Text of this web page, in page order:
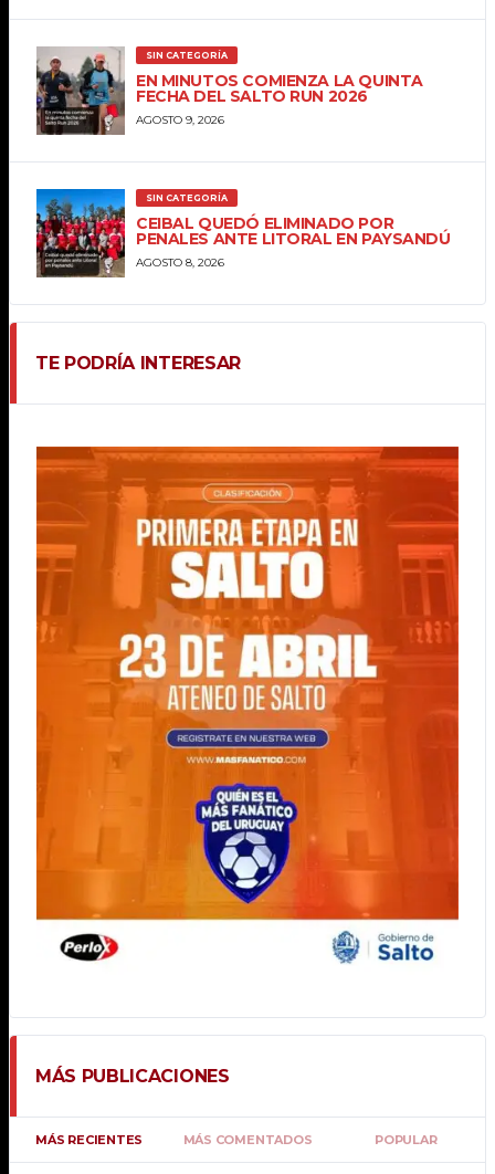
SIN CATEGORÍA
EN MINUTOS COMIENZA LA QUINTA
FECHA DEL SALTO RUN 2026
AGOSTO 9, 2026
SIN CATEGORÍA
CEIBAL QUEDÓ ELIMINADO POR
PENALES ANTE LITORAL EN PAYSANDÚ
AGOSTO 8, 2026
TE PODRÍA INTERESAR
MÁS PUBLICACIONES
MÁS RECIENTES MÁS COMENTADOS POPULAR